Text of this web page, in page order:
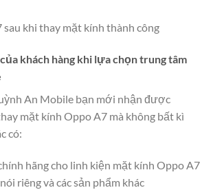
sau khi thay mặt kính thành công
khách hàng khi lựa chọn trung tâm
An Mobile bạn mới nhận được
mặt kính Oppo A7 mà không bất kì
có:
hãng cho linh kiện mặt kính Oppo A7
riêng và các sản phẩm khác